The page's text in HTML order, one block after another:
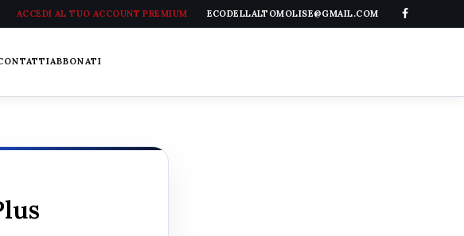
ACCEDI AL TUO ACCOUNT PREMIUM ECODELLALTOMOLISE@GMAIL.COM
ABBONATI